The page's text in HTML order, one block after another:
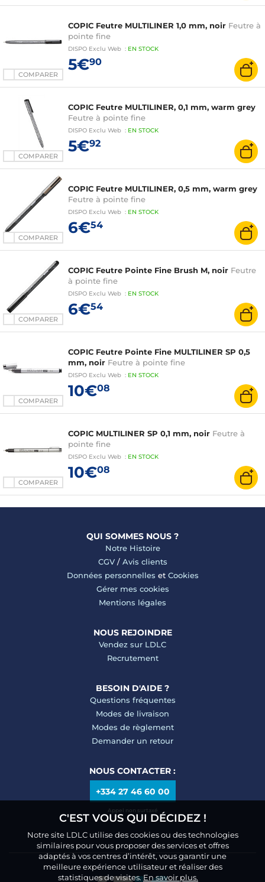
COMPARER
COPIC Feutre MULTILINER 1,0 mm, noir Feutre à
pointe fine
DISPO Exclu Web : EN STOCK
5€90
COMPARER
COPIC Feutre MULTILINER, 0,1 mm, warm grey
Feutre à pointe fine
DISPO Exclu Web : EN STOCK
5€92
COMPARER
COPIC Feutre MULTILINER, 0,5 mm, warm grey
Feutre à pointe fine
DISPO Exclu Web : EN STOCK
6€54
COMPARER
COPIC Feutre Pointe Fine Brush M, noir Feutre
à pointe fine
DISPO Exclu Web : EN STOCK
6€54
COMPARER
COPIC Feutre Pointe Fine MULTILINER SP 0,5
mm, noir Feutre à pointe fine
DISPO Exclu Web : EN STOCK
10€08
COMPARER
COPIC MULTILINER SP 0,1 mm, noir Feutre à
pointe fine
DISPO Exclu Web : EN STOCK
10€08
QUI SOMMES NOUS ?
Notre Histoire
CGV/ Avis clients
Données personnelles et Cookies
Gérer mes cookies
Mentions légales
NOUS REJOINDRE
Vendez sur LDLC
Recrutement
BESOIN D'AIDE ?
Questions fréquentes
Modes de livraison
Modes de règlement
Demander un retour
NOUS CONTACTER :
+334 27 46 60 00
Appel non surtaxé
C'EST VOUS QUI DÉCIDEZ !
Notre site LDLC utilise des cookies ou des technologies
similaires pour vous proposer des services et offres
adaptés à vos centres d’intérêt, vous garantir une
meilleure expérience utilisateur et réaliser des
statistiques de visites.En savoir plus.